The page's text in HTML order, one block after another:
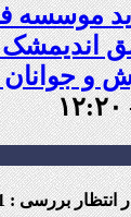
اندیمشک
و
انتظار بررسی : 1